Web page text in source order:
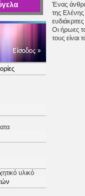
υλικό
Ένας
της Ελένης
Οι ήρωες
τους